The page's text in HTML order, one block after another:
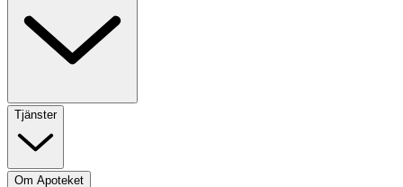
Tjänster
Om Apoteket